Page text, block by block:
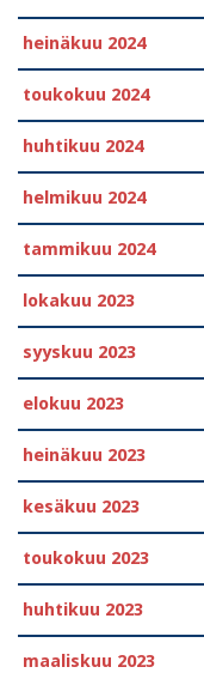
heinäkuu 2024
toukokuu 2024
huhtikuu 2024
helmikuu 2024
tammikuu 2024
lokakuu 2023
syyskuu 2023
elokuu 2023
heinäkuu 2023
kesäkuu 2023
toukokuu 2023
huhtikuu 2023
maaliskuu 2023